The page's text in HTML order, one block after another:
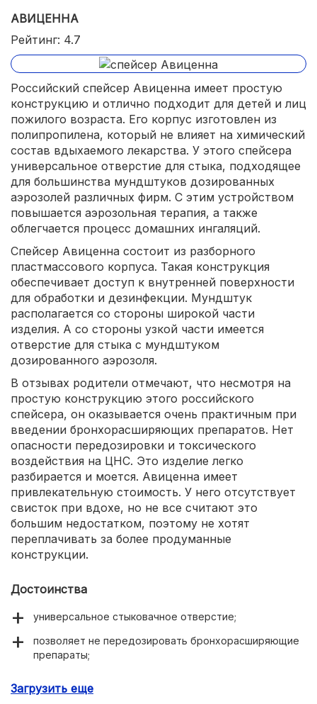
АВИЦЕННА
Рейтинг: 4.7
Российский спейсер Авиценна имеет простую
конструкцию и отлично подходит для детей и лиц
пожилого возраста. Его корпус изготовлен из
полипропилена, который не влияет на химический
состав вдыхаемого лекарства. У этого спейсера
универсальное отверстие для стыка, подходящее
для большинства мундштуков дозированных
аэрозолей различных фирм. С этим устройством
повышается аэрозольная терапия, а также
облегчается процесс домашних ингаляций.
Спейсер Авиценна состоит из разборного
пластмассового корпуса. Такая конструкция
обеспечивает доступ к внутренней поверхности
для обработки и дезинфекции. Мундштук
располагается со стороны широкой части
изделия. А со стороны узкой части имеется
отверстие для стыка с мундштуком
дозированного аэрозоля.
В отзывах родители отмечают, что несмотря на
простую конструкцию этого российского
спейсера, он оказывается очень практичным при
введении бронхорасширяющих препаратов. Нет
опасности передозировки и токсического
воздействия на ЦНС. Это изделие легко
разбирается и моется. Авиценна имеет
привлекательную стоимость. У него отсутствует
свисток при вдохе, но не все считают это
большим недостатком, поэтому не хотят
переплачивать за более продуманные
конструкции.
Достоинства
универсальное стыковачное отверстие;
позволяет не передозировать бронхорасширяющие
препараты;
Загрузить еще